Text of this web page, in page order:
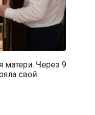
Через 9
свой